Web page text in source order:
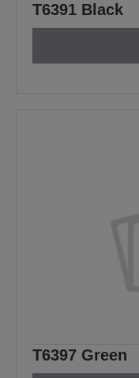
T6391 Black
T6397 Green